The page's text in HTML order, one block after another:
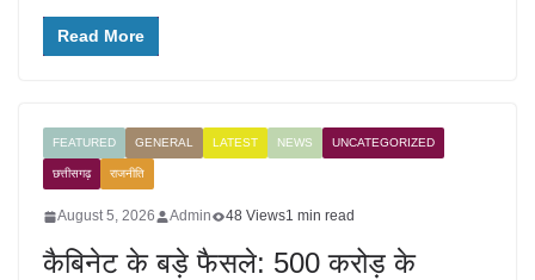
Read More
FEATURED GENERAL LATEST NEWS UNCATEGORIZED
छत्तीसगढ़ राजनीति
August 5, 2026 Admin 48 Views1 min read
कैबिनेट के बड़े फैसले: 500 करोड़ के